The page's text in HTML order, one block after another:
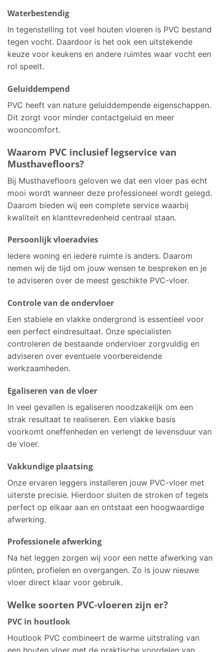
Waterbestendig
In tegenstelling tot veel houten vloeren is PVC bestand
tegen vocht. Daardoor is het ook een uitstekende
keuze voor keukens en andere ruimtes waar vocht een
rol speelt.
Geluiddempend
PVC heeft van nature geluiddempende eigenschappen.
Dit zorgt voor minder contactgeluid en meer
wooncomfort.
Waarom PVC inclusief legservice van
Musthavefloors?
Bij Musthavefloors geloven we dat een vloer pas echt
mooi wordt wanneer deze professioneel wordt gelegd.
Daarom bieden wij een complete service waarbij
kwaliteit en klanttevredenheid centraal staan.
Persoonlijk vloeradvies
Iedere woning en iedere ruimte is anders. Daarom
nemen wij de tijd om jouw wensen te bespreken en je
te adviseren over de meest geschikte PVC-vloer.
Controle van de ondervloer
Een stabiele en vlakke ondergrond is essentieel voor
een perfect eindresultaat. Onze specialisten
controleren de bestaande ondervloer zorgvuldig en
adviseren over eventuele voorbereidende
werkzaamheden.
Egaliseren van de vloer
In veel gevallen is egaliseren noodzakelijk om een
strak resultaat te realiseren. Een vlakke basis
voorkomt oneffenheden en verlengt de levensduur van
de vloer.
Vakkundige plaatsing
Onze ervaren leggers installeren jouw PVC-vloer met
uiterste precisie. Hierdoor sluiten de stroken of tegels
perfect op elkaar aan en ontstaat een hoogwaardige
afwerking.
Professionele afwerking
Na het leggen zorgen wij voor een nette afwerking van
plinten, profielen en overgangen. Zo is jouw nieuwe
vloer direct klaar voor gebruik.
Welke soorten PVC-vloeren zijn er?
PVC in houtlook
Houtlook PVC combineert de warme uitstraling van
een houten vloer met de praktische voordelen van